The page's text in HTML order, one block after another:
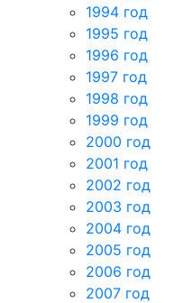
1994 год
1995 год
1996 год
1997 год
1998 год
1999 год
2000 год
2001 год
2002 год
2003 год
2004 год
2005 год
2006 год
2007 год